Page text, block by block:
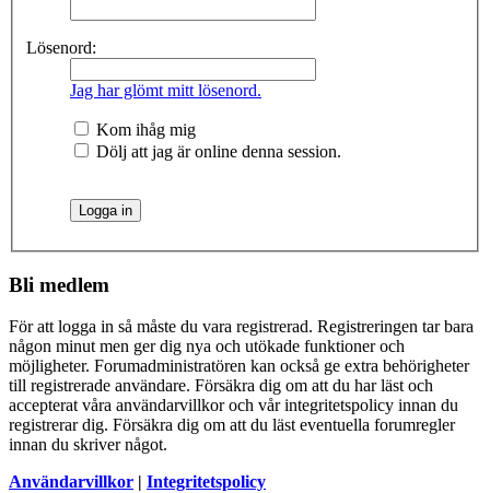
Lösenord:
Jag har glömt mitt lösenord.
Kom ihåg mig
Dölj att jag är online denna session.
Bli medlem
För att logga in så måste du vara registrerad. Registreringen tar bara
någon minut men ger dig nya och utökade funktioner och
möjligheter. Forumadministratören kan också ge extra behörigheter
till registrerade användare. Försäkra dig om att du har läst och
accepterat våra användarvillkor och vår integritetspolicy innan du
registrerar dig. Försäkra dig om att du läst eventuella forumregler
innan du skriver något.
Användarvillkor | Integritetspolicy